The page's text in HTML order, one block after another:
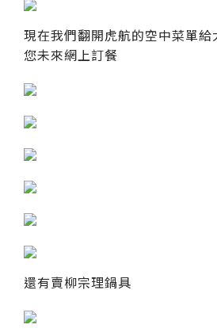
現在我們翻開虎航的空中菜單
您未來網上訂餐
還有賣柳宗理鍋具